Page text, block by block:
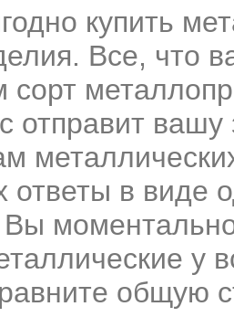
купить
Все, что
отправит
ответы в виде
Вы
у
общую